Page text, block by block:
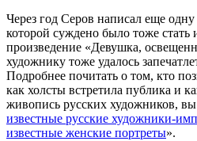
Через год Серов написал еще одну
которой суждено было тоже стать
произведение «Девушка,
художнику тоже удалось
Подробнее почитать о том, кто
как холсты встретила публика и
живопись русских художников, вы
известные русские художники-
известные женские портреты».